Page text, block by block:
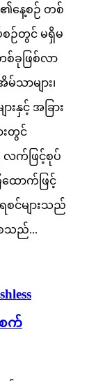
၏နေ့စဉ် တစ်
ဉ်တွင် မရှိမ
ခုဖြစ်လာ
သာများ၊
းနှင့် အခြား
းတွင်
လက်ဖြင့်စုပ်
ောက်ဖြင့်
စင်များသည်
ေသည်...
စက်